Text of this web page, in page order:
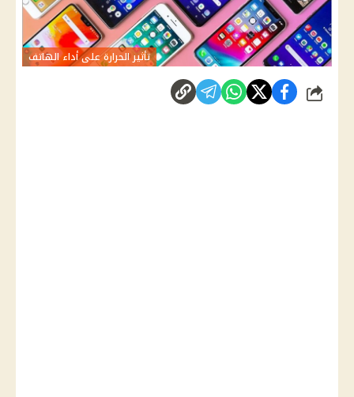
تأثير الحرارة على أداء الهاتف
شارك